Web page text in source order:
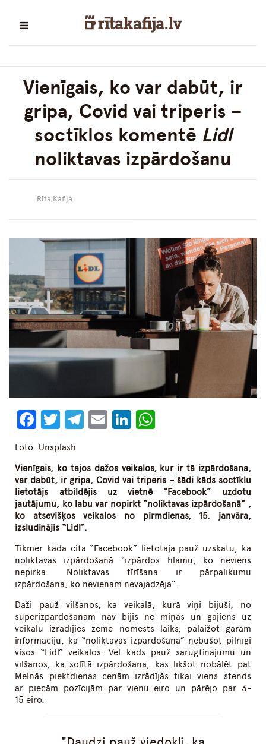
Vienīgais, ko var dabūt, ir
gripa, Covid vai triperis –
soctīklos komentē Lidl
noliktavas izpārdošanu
Rīta Kafija
Facebook
Twitter
Telegram
EmailLinkedIn
Foto: Unsplash
Vienīgais, ko tajos dažos veikalos, kur ir tā izpārdošana,
var dabūt, ir gripa, Covid vai triperis – šādi kāds soctīklu
lietotājs atbildējis uz vietnē “Facebook” uzdotu
jautājumu, ko labu var nopirkt “noliktavas izpārdošanā” ,
ko atsevišķos veikalos no pirmdienas, 15. janvāra,
izsludinājis “Lidl”.
Tikmēr kāda cita “Facebook” lietotāja pauž uzskatu, ka
noliktavas izpārdošanā “izpārdos hlamu, ko neviens
nepirka. Noliktavas tīrīšana ir pārpalikumu
izpārdošana, ko nevienam nevajadzēja”.
Daži pauž vilšanos, ka veikalā, kurā viņi bijuši, no
superizpārdošanām nav bijis ne miņas un gājiens uz
veikalu izrādījies zemē nomests laiks, palaižot garām
informāciju, ka “noliktavas izpārdošana” nebūšot pilnīgi
visos “Lidl” veikalos. Vēl kāds pauž sarūgtinājumu un
vilšanos, ka solītā izpārdošana, kas likšot nobālēt pat
Melnās piektdienas cenām izrādījās tikai viens stends
ar piecām pozīcijām par vienu eiro un pārējo par 3-
15 eiro.